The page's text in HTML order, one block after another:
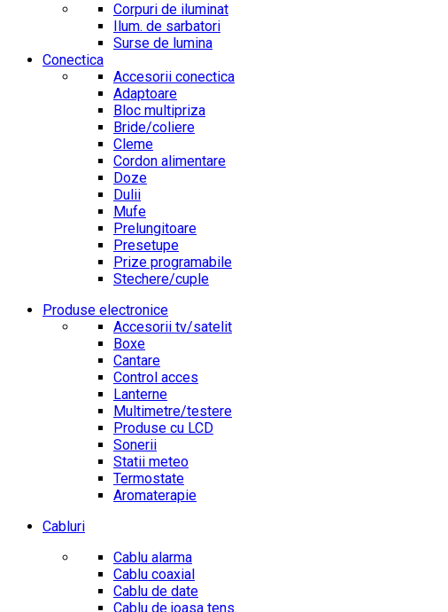
Corpuri de iluminat
Ilum. de sarbatori
Surse de lumina
Conectica
Accesorii conectica
Adaptoare
Bloc multipriza
Bride/coliere
Cleme
Cordon alimentare
Doze
Dulii
Mufe
Prelungitoare
Presetupe
Prize programabile
Stechere/cuple
Produse electronice
Accesorii tv/satelit
Boxe
Cantare
Control acces
Lanterne
Multimetre/testere
Produse cu LCD
Sonerii
Statii meteo
Termostate
Aromaterapie
Cabluri
Cablu alarma
Cablu coaxial
Cablu de date
Cablu de joasa tens.